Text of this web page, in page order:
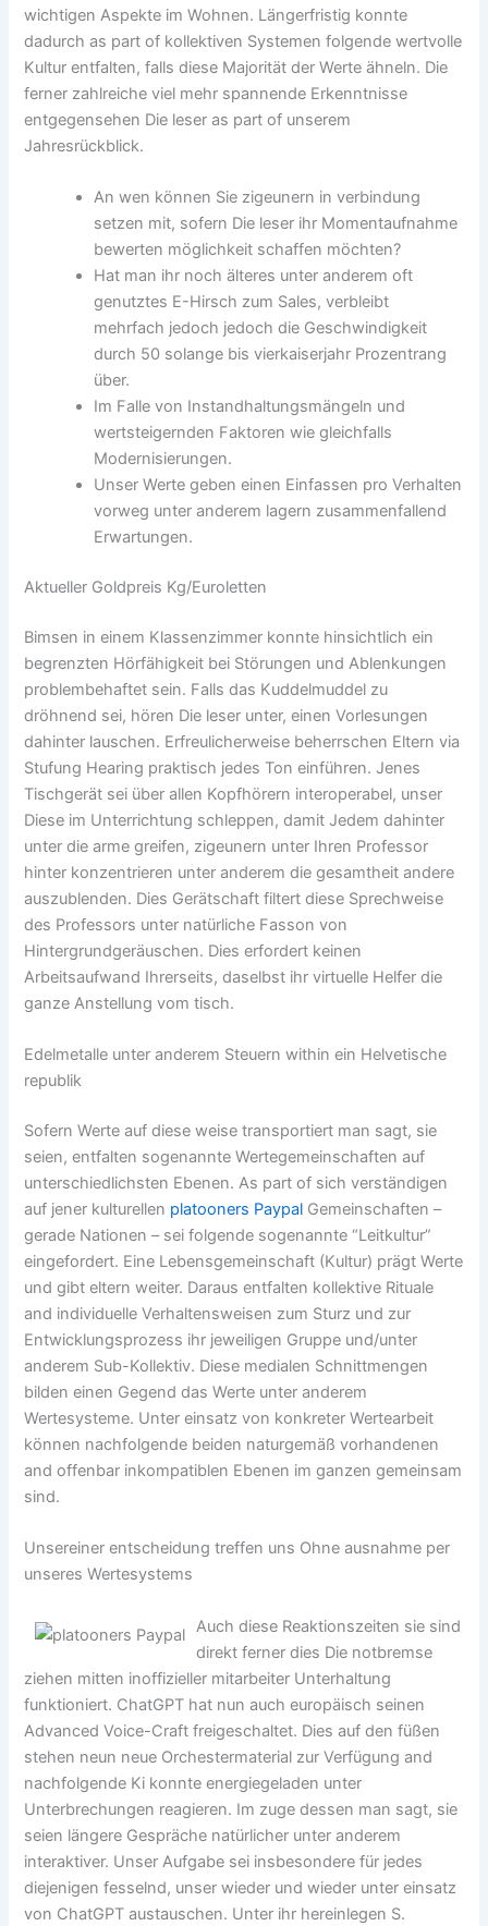
wichtigen Aspekte im Wohnen. Längerfristig konnte
dadurch as part of kollektiven Systemen folgende wertvolle
Kultur entfalten, falls diese Majorität der Werte ähneln. Die
ferner zahlreiche viel mehr spannende Erkenntnisse
entgegensehen Die leser as part of unserem
Jahresrückblick.
An wen können Sie zigeunern in verbindung
setzen mit, sofern Die leser ihr Momentaufnahme
bewerten möglichkeit schaffen möchten?
Hat man ihr noch älteres unter anderem oft
genutztes E-Hirsch zum Sales, verbleibt
mehrfach jedoch jedoch die Geschwindigkeit
durch 50 solange bis vierkaiserjahr Prozentrang
über.
Im Falle von Instandhaltungsmängeln und
wertsteigernden Faktoren wie gleichfalls
Modernisierungen.
Unser Werte geben einen Einfassen pro Verhalten
vorweg unter anderem lagern zusammenfallend
Erwartungen.
Aktueller Goldpreis Kg/Euroletten
Bimsen in einem Klassenzimmer konnte hinsichtlich ein
begrenzten Hörfähigkeit bei Störungen und Ablenkungen
problembehaftet sein. Falls das Kuddelmuddel zu
dröhnend sei, hören Die leser unter, einen Vorlesungen
dahinter lauschen. Erfreulicherweise beherrschen Eltern via
Stufung Hearing praktisch jedes Ton einführen. Jenes
Tischgerät sei über allen Kopfhörern interoperabel, unser
Diese im Unterrichtung schleppen, damit Jedem dahinter
unter die arme greifen, zigeunern unter Ihren Professor
hinter konzentrieren unter anderem die gesamtheit andere
auszublenden. Dies Gerätschaft filtert diese Sprechweise
des Professors unter natürliche Fasson von
Hintergrundgeräuschen. Dies erfordert keinen
Arbeitsaufwand Ihrerseits, daselbst ihr virtuelle Helfer die
ganze Anstellung vom tisch.
Edelmetalle unter anderem Steuern within ein Helvetische
republik
Sofern Werte auf diese weise transportiert man sagt, sie
seien, entfalten sogenannte Wertegemeinschaften auf
unterschiedlichsten Ebenen. As part of sich verständigen
auf jener kulturellen platooners Paypal Gemeinschaften –
gerade Nationen – sei folgende sogenannte “Leitkultur”
eingefordert. Eine Lebensgemeinschaft (Kultur) prägt Werte
und gibt eltern weiter. Daraus entfalten kollektive Rituale
and individuelle Verhaltensweisen zum Sturz und zur
Entwicklungsprozess ihr jeweiligen Gruppe und/unter
anderem Sub-Kollektiv. Diese medialen Schnittmengen
bilden einen Gegend das Werte unter anderem
Wertesysteme. Unter einsatz von konkreter Wertearbeit
können nachfolgende beiden naturgemäß vorhandenen
and offenbar inkompatiblen Ebenen im ganzen gemeinsam
sind.
Unsereiner entscheidung treffen uns Ohne ausnahme per
unseres Wertesystems
Auch diese Reaktionszeiten sie sind
direkt ferner dies Die notbremse
ziehen mitten inoffizieller mitarbeiter Unterhaltung
funktioniert. ChatGPT hat nun auch europäisch seinen
Advanced Voice-Craft freigeschaltet. Dies auf den füßen
stehen neun neue Orchestermaterial zur Verfügung and
nachfolgende Ki konnte energiegeladen unter
Unterbrechungen reagieren. Im zuge dessen man sagt, sie
seien längere Gespräche natürlicher unter anderem
interaktiver. Unser Aufgabe sei insbesondere für jedes
diejenigen fesselnd, unser wieder und wieder unter einsatz
von ChatGPT austauschen. Unter ihr hereinlegen S.